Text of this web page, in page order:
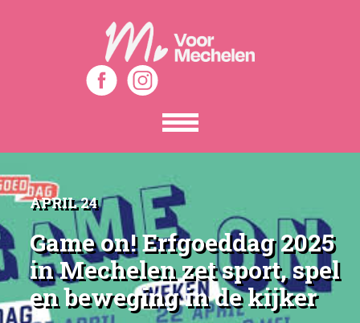
Toon
het
menu
APRIL 24
Game on! Erfgoeddag 2025
in Mechelen zet sport, spel
en beweging in de kijker